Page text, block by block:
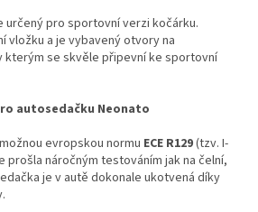
určený pro sportovní verzi kočárku.
vložku a je vybavený otvory na
se skvěle připevní ke sportovní
autosedačku Neonato
evropskou normu ECE R129(tzv. I-
prošla náročným testováním jak na čelní,
je v autě dokonale ukotvená díky